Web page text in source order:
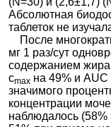
Абсолютная
таблеток не
После
мг 1 раз/сут
содержанием жира
сmax на 49% и AUC
значимого
концентрации
наблюдалось